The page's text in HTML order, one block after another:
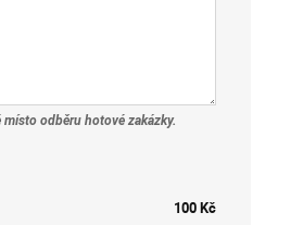
odběru hotové zakázky.
100Kč